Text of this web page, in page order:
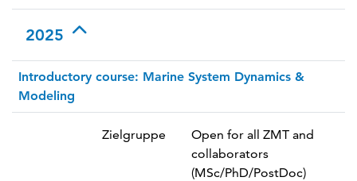
2025
Introductory course: Marine System Dynamics &
Modeling
Zielgruppe
Open for all ZMT and
collaborators
(MSc/PhD/PostDoc)